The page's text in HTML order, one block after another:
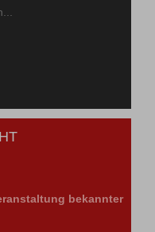
bekannter